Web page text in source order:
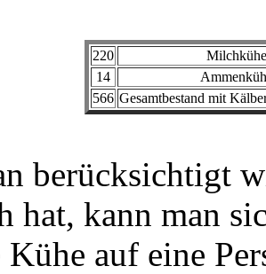
220
Milchkühe
14
566 Gesamtbestand mit
berücksichtigt
hat, kann man
auf eine